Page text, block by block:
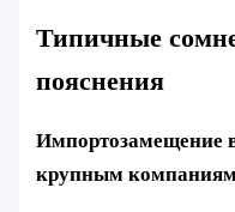
Типичные
пояснения
Импортозамещение
крупным